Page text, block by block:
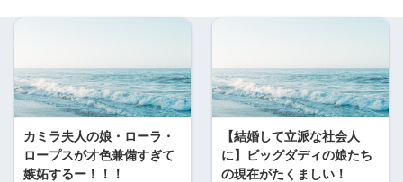
カミラ夫人の娘・ローラ・
ロープスが才色兼備すぎて
嫉妬するー！！！
【結婚して立派な社会人
に】ビッグダディの娘たち
の現在がたくましい！